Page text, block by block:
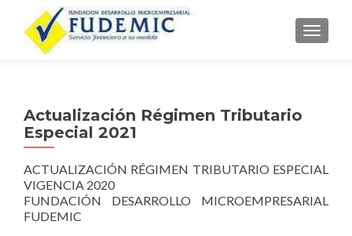
Actualización Régimen Tributario
Especial 2021
ACTUALIZACIÓN RÉGIMEN TRIBUTARIO ESPECIAL
VIGENCIA 2020
FUNDACIÓN DESARROLLO MICROEMPRESARIAL
FUDEMIC